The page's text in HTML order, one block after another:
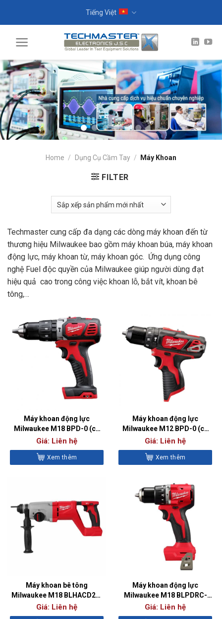
Tiếng Việt
Home / Dụng Cụ Cầm Tay / Máy Khoan
FILTER
Techmaster cung cấp đa dạng các dòng máy khoan đến từ
thương hiệu Milwaukee bao gồm máy khoan búa, máy khoan
động lực, máy khoan từ, máy khoan góc. Ứng dụng công
nghệ Fuel độc quyền của Milwaukee giúp người dùng đạt
hiệu quả cao trong công việc khoan lỗ, bắt vít, khoan bê
tông,…
Máy khoan động lực
Milwaukee M18 BPD-0 (có
chổi than)
Giá: Liên hệ
Xem thêm
Máy khoan động lực
Milwaukee M12 BPD-0 (có
chổi than)
Giá: Liên hệ
Xem thêm
Máy khoan bê tông
Milwaukee M18 BLHACD26-
0X0 (26 mm)
Giá: Liên hệ
Máy khoan động lực
Milwaukee M18 BLPDRC-
0C0 (BARE)
Giá: Liên hệ